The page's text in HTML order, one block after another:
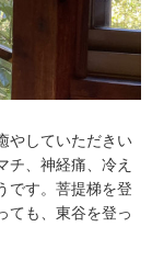
やしていただきい
チ、神経痛、冷え
です。菩提梯を登
ても、東谷を登っ